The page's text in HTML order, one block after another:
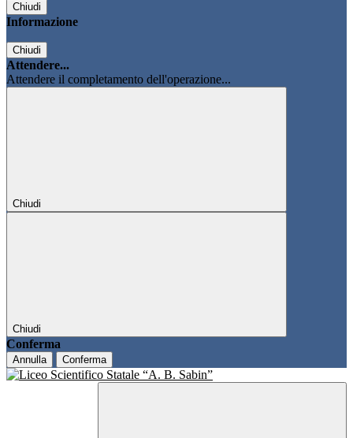
Chiudi
Informazione
Chiudi
Attendere...
Attendere il completamento dell'operazione...
Chiudi
Chiudi
Conferma
Annulla Conferma